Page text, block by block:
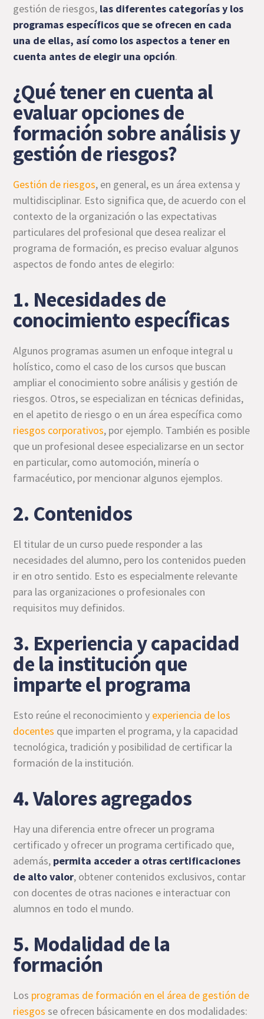
gestión de riesgos, las diferentes categorías y los
programas específicos que se ofrecen en cada
una de ellas, así como los aspectos a tener en
cuenta antes de elegir una opción.
¿Qué tener en cuenta al
evaluar opciones de
formación sobre análisis y
gestión de riesgos?
Gestión de riesgos, en general, es un área extensa y
multidisciplinar. Esto significa que, de acuerdo con el
contexto de la organización o las expectativas
particulares del profesional que desea realizar el
programa de formación, es preciso evaluar algunos
aspectos de fondo antes de elegirlo:
1. Necesidades de
conocimiento específicas
Algunos programas asumen un enfoque integral u
holístico, como el caso de los cursos que buscan
ampliar el conocimiento sobre análisis y gestión de
riesgos. Otros, se especializan en técnicas definidas,
en el apetito de riesgo o en un área específica como
riesgos corporativos, por ejemplo. También es posible
que un profesional desee especializarse en un sector
en particular, como automoción, minería o
farmacéutico, por mencionar algunos ejemplos.
2. Contenidos
El titular de un curso puede responder a las
necesidades del alumno, pero los contenidos pueden
ir en otro sentido. Esto es especialmente relevante
para las organizaciones o profesionales con
requisitos muy definidos.
3. Experiencia y capacidad
de la institución que
imparte el programa
Esto reúne el reconocimiento y experiencia de los
docentes que imparten el programa, y la capacidad
tecnológica, tradición y posibilidad de certificar la
formación de la institución.
4. Valores agregados
Hay una diferencia entre ofrecer un programa
certificado y ofrecer un programa certificado que,
además, permita acceder a otras certificaciones
de alto valor, obtener contenidos exclusivos, contar
con docentes de otras naciones e interactuar con
alumnos en todo el mundo.
5. Modalidad de la
formación
Los programas de formación en el área de gestión de
riesgos se ofrecen básicamente en dos modalidades: